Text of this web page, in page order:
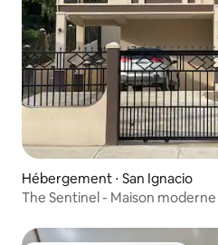
Hébergement ⋅ San Ignacio
The Sentinel - Maison